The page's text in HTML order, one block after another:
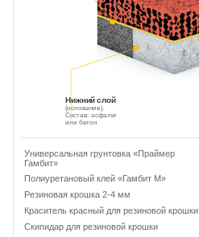
ПИГМЕНТ
ПРОМПОЛЫ
Тверь
Нижний слой
(основание).
Состав: асфальт
или бетон
Универсальная грунтовка «Праймер
Гамбит»
Полиуретановый клей «Гамбит М»
Резиновая крошка 2-4 мм
Краситель красный для резиновой крошки
Скипидар для резиновой крошки